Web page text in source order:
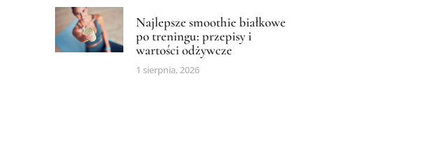
Najlepsze smoothie białkowe
po treningu: przepisy i
wartości odżywcze
1 sierpnia, 2026